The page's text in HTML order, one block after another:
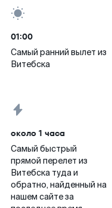
01:00
Самый ранний вылет из
Витебска
около 1 часа
Самый быстрый
прямой перелет из
Витебска туда и
обратно, найденный на
нашем сайте за